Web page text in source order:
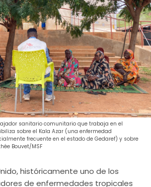
sanitario comunitario que trabaja en el
sobre el Kala Azar (una enfermedad
frecuente en el estado de Gedaref) y sobre
Bouvet/MSF
históricamente uno de los
de enfermedades tropicales